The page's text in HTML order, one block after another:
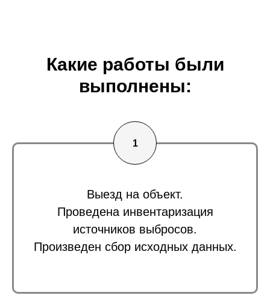
Какие работы были
выполнены:
Выезд на объект.
Проведена инвентаризация
источников выбросов.
Произведен сбор исходных данных.